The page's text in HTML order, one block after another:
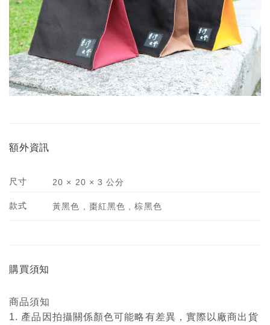
額外資訊
尺寸 20 × 20 × 3 公分
款式 黃黑色 , 棗紅黑色 , 棕黑色
購買須知
商品須知
1. 產品因拍攝關係顏色可能略有差異，實際以廠商出貨